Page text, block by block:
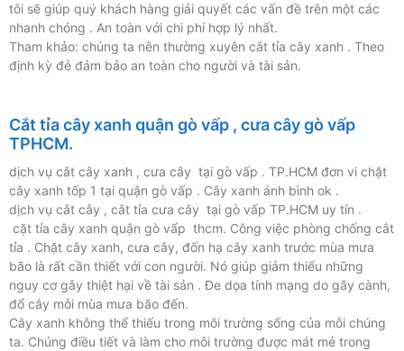
tôi sẽ giúp quý khách hàng giải quyết các vấn đề trên một các
nhanh chóng . An toàn với chi phí hợp lý nhất.
Tham khảo: chúng ta nên thường xuyên cắt tỉa cây xanh . Theo
định kỳ đẻ đảm bảo an toàn cho người và tài sản.
Cắt tỉa cây xanh quận gò vấp , cưa cây gò vấp
TPHCM.
dịch vụ cắt cây xanh , cưa cây tại gò vấp . TP.HCM đơn vi chặt
cây xanh tốp 1 tại quận gò vấp . Cây xanh ánh bình ok .
dịch vụ cắt cây , cắt tỉa cưa cây tại gò vấp TP.HCM uy tín .
cặt tỉa cây xanh quận gò vấp thcm. Công việc phòng chống cắt
tỉa . Chặt cây xanh, cưa cây, đốn hạ cây xanh trước mùa mưa
bão là rất cần thiết với con người. Nó giúp giảm thiểu những
nguy cơ gây thiệt hại về tài sản . Đe dọa tính mạng do gãy cành,
đổ cây mỗi mùa mưa bão đến.
Cây xanh không thể thiếu trong môi trường sống của mỗi chúng
ta. Chúng điều tiết và làm cho môi trường được mát mẻ trong